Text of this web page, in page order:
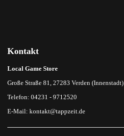
Kontakt
Local Game Store
Große Straße 81, 27283 Verden (Innenstadt)
Telefon: 04231 - 9712520
E-Mail: kontakt@tappzeit.de